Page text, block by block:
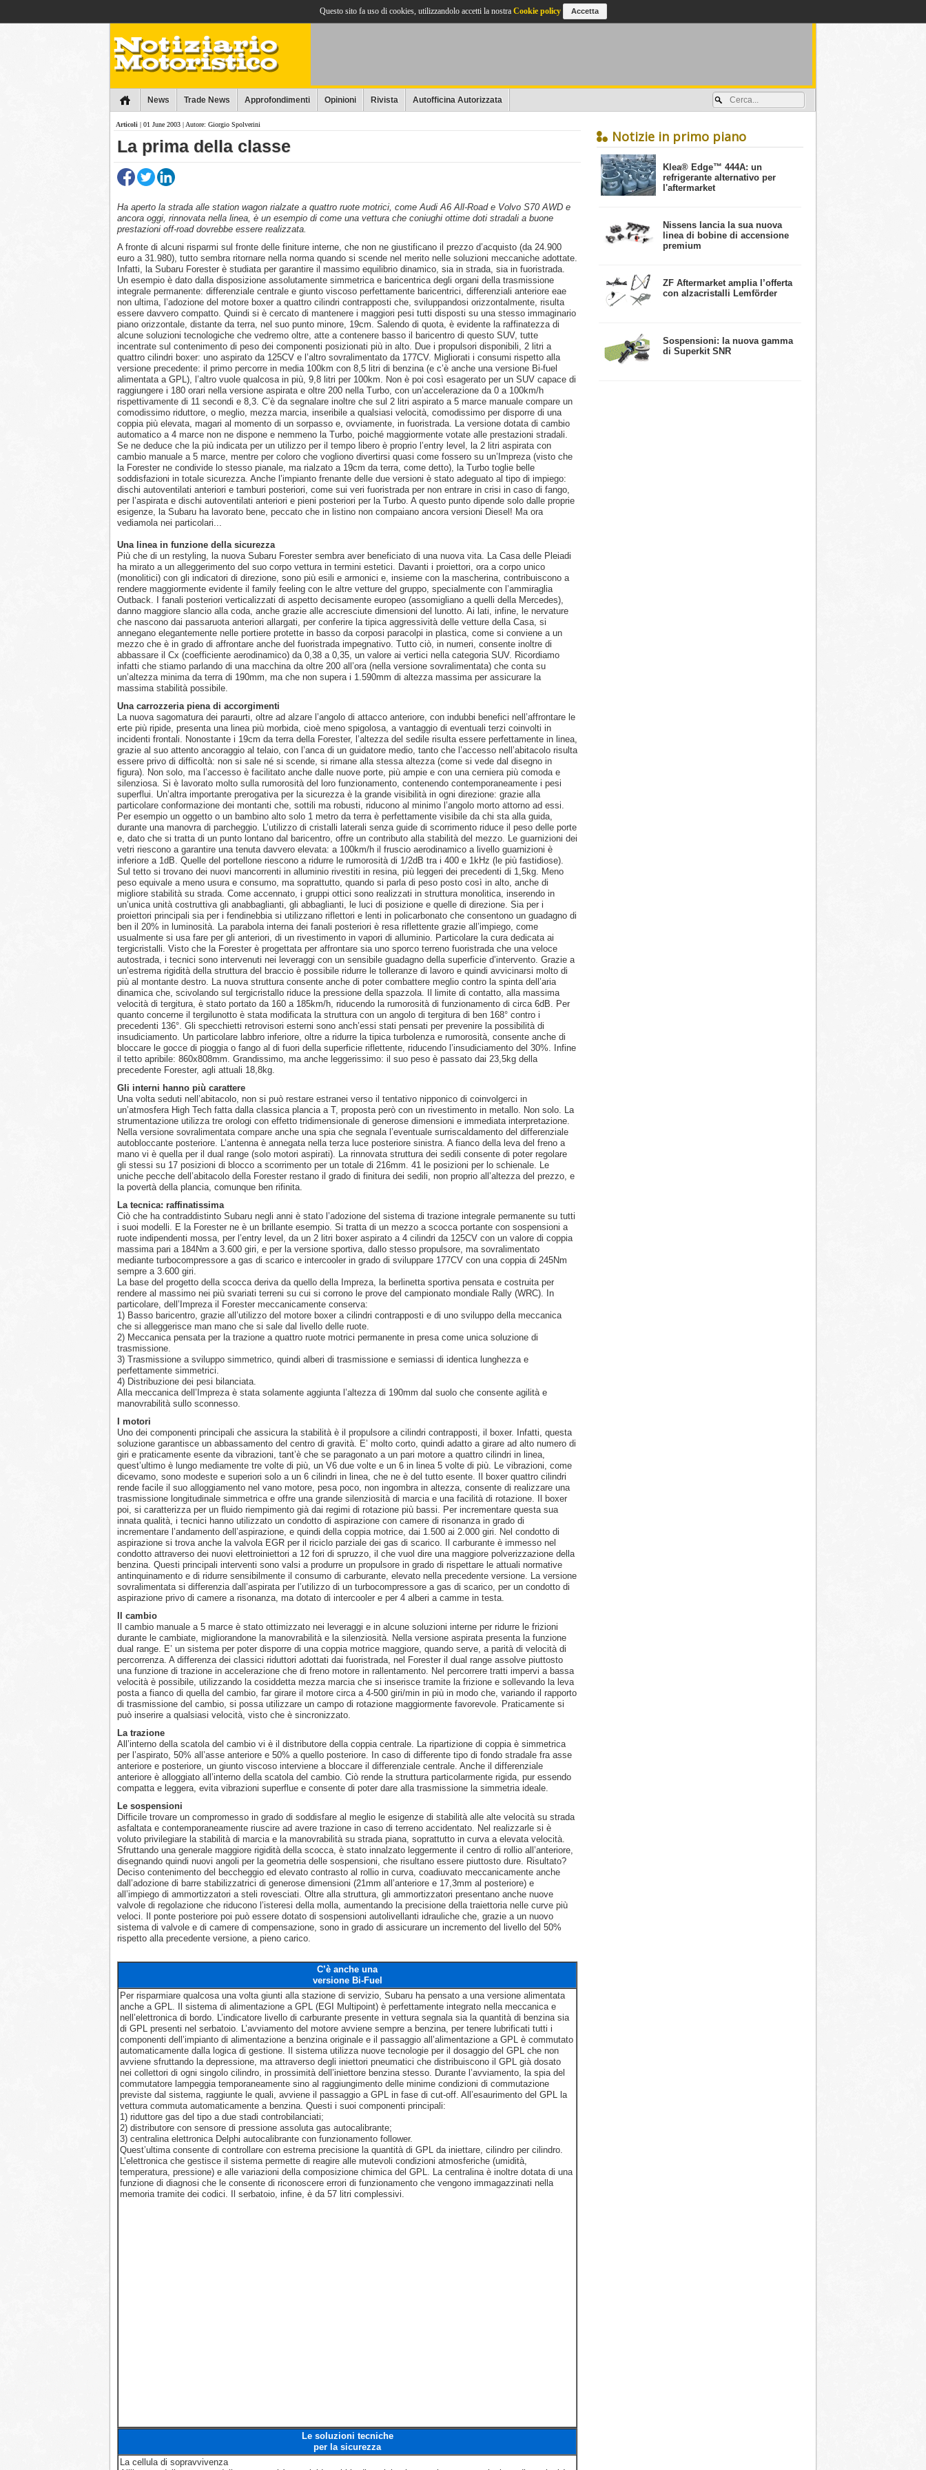
News Trade News Approfondimenti Opinioni Rivista Autofficina Autorizzata
Notizie in primo piano
​Klea® Edge™ 444A: un
refrigerante alternativo per
l'aftermarket
Nissens lancia la sua nuova
linea di bobine di accensione
premium
ZF Aftermarket amplia l’offerta
con alzacristalli Lemförder
​Sospensioni: la nuova gamma
di Superkit SNR
Articoli | 01 June 2003 | Autore: Giorgio Spolverini
La prima della classe
Ha aperto la strada alle station wagon rialzate a quattro ruote motrici, come Audi A6 All-Road e Volvo S70 AWD e
ancora oggi, rinnovata nella linea, è un esempio di come una vettura che coniughi ottime doti stradali a buone
prestazioni off-road dovrebbe essere realizzata.
A fronte di alcuni risparmi sul fronte delle finiture interne, che non ne giustificano il prezzo d’acquisto (da 24.900
euro a 31.980), tutto sembra ritornare nella norma quando si scende nel merito nelle soluzioni meccaniche adottate.
Infatti, la Subaru Forester è studiata per garantire il massimo equilibrio dinamico, sia in strada, sia in fuoristrada.
Un esempio è dato dalla disposizione assolutamente simmetrica e baricentrica degli organi della trasmissione
integrale permanente: differenziale centrale e giunto viscoso perfettamente baricentrici, differenziali anteriore eae
non ultima, l’adozione del motore boxer a quattro cilindri contrapposti che, sviluppandosi orizzontalmente, risulta
essere davvero compatto. Quindi si è cercato di mantenere i maggiori pesi tutti disposti su una stesso immaginario
piano orizzontale, distante da terra, nel suo punto minore, 19cm. Salendo di quota, è evidente la raffinatezza di
alcune soluzioni tecnologiche che vedremo oltre, atte a contenere basso il baricentro di questo SUV, tutte
incentrate sul contenimento di peso dei componenti posizionati più in alto. Due i propulsori disponibili, 2 litri a
quattro cilindri boxer: uno aspirato da 125CV e l’altro sovralimentato da 177CV. Migliorati i consumi rispetto alla
versione precedente: il primo percorre in media 100km con 8,5 litri di benzina (e c’è anche una versione Bi-fuel
alimentata a GPL), l’altro vuole qualcosa in più, 9,8 litri per 100km. Non è poi così esagerato per un SUV capace di
raggiungere i 180 orari nella versione aspirata e oltre 200 nella Turbo, con un’accelerazione da 0 a 100km/h
rispettivamente di 11 secondi e 8,3. C’è da segnalare inoltre che sul 2 litri aspirato a 5 marce manuale compare un
comodissimo riduttore, o meglio, mezza marcia, inseribile a qualsiasi velocità, comodissimo per disporre di una
coppia più elevata, magari al momento di un sorpasso e, ovviamente, in fuoristrada. La versione dotata di cambio
automatico a 4 marce non ne dispone e nemmeno la Turbo, poiché maggiormente votate alle prestazioni stradali.
Se ne deduce che la più indicata per un utilizzo per il tempo libero è proprio l’entry level, la 2 litri aspirata con
cambio manuale a 5 marce, mentre per coloro che vogliono divertirsi quasi come fossero su un’Impreza (visto che
la Forester ne condivide lo stesso pianale, ma rialzato a 19cm da terra, come detto), la Turbo toglie belle
soddisfazioni in totale sicurezza. Anche l’impianto frenante delle due versioni è stato adeguato al tipo di impiego:
dischi autoventilati anteriori e tamburi posteriori, come sui veri fuoristrada per non entrare in crisi in caso di fango,
per l’aspirata e dischi autoventilati anteriori e pieni posteriori per la Turbo. A questo punto dipende solo dalle proprie
esigenze, la Subaru ha lavorato bene, peccato che in listino non compaiano ancora versioni Diesel! Ma ora
vediamola nei particolari...
Una linea in funzione della sicurezza
Più che di un restyling, la nuova Subaru Forester sembra aver beneficiato di una nuova vita. La Casa delle Pleiadi
ha mirato a un alleggerimento del suo corpo vettura in termini estetici. Davanti i proiettori, ora a corpo unico
(monolitici) con gli indicatori di direzione, sono più esili e armonici e, insieme con la mascherina, contribuiscono a
rendere maggiormente evidente il family feeling con le altre vetture del gruppo, specialmente con l’ammiraglia
Outback. I fanali posteriori verticalizzati di aspetto decisamente europeo (assomigliano a quelli della Mercedes),
danno maggiore slancio alla coda, anche grazie alle accresciute dimensioni del lunotto. Ai lati, infine, le nervature
che nascono dai passaruota anteriori allargati, per conferire la tipica aggressività delle vetture della Casa, si
annegano elegantemente nelle portiere protette in basso da corposi paracolpi in plastica, come si conviene a un
mezzo che è in grado di affrontare anche del fuoristrada impegnativo. Tutto ciò, in numeri, consente inoltre di
abbassare il Cx (coefficiente aerodinamico) da 0,38 a 0,35, un valore ai vertici nella categoria SUV. Ricordiamo
infatti che stiamo parlando di una macchina da oltre 200 all’ora (nella versione sovralimentata) che conta su
un’altezza minima da terra di 190mm, ma che non supera i 1.590mm di altezza massima per assicurare la
massima stabilità possibile.
Una carrozzeria piena di accorgimenti
La nuova sagomatura dei paraurti, oltre ad alzare l’angolo di attacco anteriore, con indubbi benefici nell’affrontare le
erte più ripide, presenta una linea più morbida, cioè meno spigolosa, a vantaggio di eventuali terzi coinvolti in
incidenti frontali. Nonostante i 19cm da terra della Forester, l’altezza del sedile risulta essere perfettamente in linea,
grazie al suo attento ancoraggio al telaio, con l’anca di un guidatore medio, tanto che l’accesso nell’abitacolo risulta
essere privo di difficoltà: non si sale né si scende, si rimane alla stessa altezza (come si vede dal disegno in
figura). Non solo, ma l’accesso è facilitato anche dalle nuove porte, più ampie e con una cerniera più comoda e
silenziosa. Si è lavorato molto sulla rumorosità del loro funzionamento, contenendo contemporaneamente i pesi
superflui. Un’altra importante prerogativa per la sicurezza è la grande visibilità in ogni direzione: grazie alla
particolare conformazione dei montanti che, sottili ma robusti, riducono al minimo l’angolo morto attorno ad essi.
Per esempio un oggetto o un bambino alto solo 1 metro da terra è perfettamente visibile da chi sta alla guida,
durante una manovra di parcheggio. L’utilizzo di cristalli laterali senza guide di scorrimento riduce il peso delle porte
e, dato che si tratta di un punto lontano dal baricentro, offre un contributo alla stabilità del mezzo. Le guarnizioni dei
vetri riescono a garantire una tenuta davvero elevata: a 100km/h il fruscio aerodinamico a livello guarnizioni è
inferiore a 1dB. Quelle del portellone riescono a ridurre le rumorosità di 1/2dB tra i 400 e 1kHz (le più fastidiose).
Sul tetto si trovano dei nuovi mancorrenti in alluminio rivestiti in resina, più leggeri dei precedenti di 1,5kg. Meno
peso equivale a meno usura e consumo, ma soprattutto, quando si parla di peso posto così in alto, anche di
migliore stabilità su strada. Come accennato, i gruppi ottici sono realizzati in struttura monolitica, inserendo in
un’unica unità costruttiva gli anabbaglianti, gli abbaglianti, le luci di posizione e quelle di direzione. Sia per i
proiettori principali sia per i fendinebbia si utilizzano riflettori e lenti in policarbonato che consentono un guadagno di
ben il 20% in luminosità. La parabola interna dei fanali posteriori è resa riflettente grazie all’impiego, come
usualmente si usa fare per gli anteriori, di un rivestimento in vapori di alluminio. Particolare la cura dedicata ai
tergicristalli. Visto che la Forester è progettata per affrontare sia uno sporco terreno fuoristrada che una veloce
autostrada, i tecnici sono intervenuti nei leveraggi con un sensibile guadagno della superficie d’intervento. Grazie a
un’estrema rigidità della struttura del braccio è possibile ridurre le tolleranze di lavoro e quindi avvicinarsi molto di
più al montante destro. La nuova struttura consente anche di poter combattere meglio contro la spinta dell’aria
dinamica che, scivolando sul tergicristallo riduce la pressione della spazzola. Il limite di contatto, alla massima
velocità di tergitura, è stato portato da 160 a 185km/h, riducendo la rumorosità di funzionamento di circa 6dB. Per
quanto concerne il tergilunotto è stata modificata la struttura con un angolo di tergitura di ben 168° contro i
precedenti 136°. Gli specchietti retrovisori esterni sono anch’essi stati pensati per prevenire la possibilità di
insudiciamento. Un particolare labbro inferiore, oltre a ridurre la tipica turbolenza e rumorosità, consente anche di
bloccare le gocce di pioggia o fango al di fuori della superficie riflettente, riducendo l’insudiciamento del 30%. Infine
il tetto apribile: 860x808mm. Grandissimo, ma anche leggerissimo: il suo peso è passato dai 23,5kg della
precedente Forester, agli attuali 18,8kg.
Gli interni hanno più carattere
Una volta seduti nell’abitacolo, non si può restare estranei verso il tentativo nipponico di coinvolgerci in
un’atmosfera High Tech fatta dalla classica plancia a T, proposta però con un rivestimento in metallo. Non solo. La
strumentazione utilizza tre orologi con effetto tridimensionale di generose dimensioni e immediata interpretazione.
Nella versione sovralimentata compare anche una spia che segnala l’eventuale surriscaldamento del differenziale
autobloccante posteriore. L’antenna è annegata nella terza luce posteriore sinistra. A fianco della leva del freno a
mano vi è quella per il dual range (solo motori aspirati). La rinnovata struttura dei sedili consente di poter regolare
gli stessi su 17 posizioni di blocco a scorrimento per un totale di 216mm. 41 le posizioni per lo schienale. Le
uniche pecche dell’abitacolo della Forester restano il grado di finitura dei sedili, non proprio all’altezza del prezzo, e
la povertà della plancia, comunque ben rifinita.
La tecnica: raffinatissima
Ciò che ha contraddistinto Subaru negli anni è stato l’adozione del sistema di trazione integrale permanente su tutti
i suoi modelli. E la Forester ne è un brillante esempio. Si tratta di un mezzo a scocca portante con sospensioni a
ruote indipendenti mossa, per l’entry level, da un 2 litri boxer aspirato a 4 cilindri da 125CV con un valore di coppia
massima pari a 184Nm a 3.600 giri, e per la versione sportiva, dallo stesso propulsore, ma sovralimentato
mediante turbocompressore a gas di scarico e intercooler in grado di sviluppare 177CV con una coppia di 245Nm
sempre a 3.600 giri.
La base del progetto della scocca deriva da quello della Impreza, la berlinetta sportiva pensata e costruita per
rendere al massimo nei più svariati terreni su cui si corrono le prove del campionato mondiale Rally (WRC). In
particolare, dell’Impreza il Forester meccanicamente conserva:
1) Basso baricentro, grazie all’utilizzo del motore boxer a cilindri contrapposti e di uno sviluppo della meccanica
che si alleggerisce man mano che si sale dal livello delle ruote.
2) Meccanica pensata per la trazione a quattro ruote motrici permanente in presa come unica soluzione di
trasmissione.
3) Trasmissione a sviluppo simmetrico, quindi alberi di trasmissione e semiassi di identica lunghezza e
perfettamente simmetrici.
4) Distribuzione dei pesi bilanciata.
Alla meccanica dell’Impreza è stata solamente aggiunta l’altezza di 190mm dal suolo che consente agilità e
manovrabilità sullo sconnesso.
I motori
Uno dei componenti principali che assicura la stabilità è il propulsore a cilindri contrapposti, il boxer. Infatti, questa
soluzione garantisce un abbassamento del centro di gravità. E’ molto corto, quindi adatto a girare ad alto numero di
giri e praticamente esente da vibrazioni, tant’è che se paragonato a un pari motore a quattro cilindri in linea,
quest’ultimo è lungo mediamente tre volte di più, un V6 due volte e un 6 in linea 5 volte di più. Le vibrazioni, come
dicevamo, sono modeste e superiori solo a un 6 cilindri in linea, che ne è del tutto esente. Il boxer quattro cilindri
rende facile il suo alloggiamento nel vano motore, pesa poco, non ingombra in altezza, consente di realizzare una
trasmissione longitudinale simmetrica e offre una grande silenziosità di marcia e una facilità di rotazione. Il boxer
poi, si caratterizza per un fluido riempimento già dai regimi di rotazione più bassi. Per incrementare questa sua
innata qualità, i tecnici hanno utilizzato un condotto di aspirazione con camere di risonanza in grado di
incrementare l’andamento dell’aspirazione, e quindi della coppia motrice, dai 1.500 ai 2.000 giri. Nel condotto di
aspirazione si trova anche la valvola EGR per il riciclo parziale dei gas di scarico. Il carburante è immesso nel
condotto attraverso dei nuovi elettroiniettori a 12 fori di spruzzo, il che vuol dire una maggiore polverizzazione della
benzina. Questi principali interventi sono valsi a produrre un propulsore in grado di rispettare le attuali normative
antinquinamento e di ridurre sensibilmente il consumo di carburante, elevato nella precedente versione. La versione
sovralimentata si differenzia dall’aspirata per l’utilizzo di un turbocompressore a gas di scarico, per un condotto di
aspirazione privo di camere a risonanza, ma dotato di intercooler e per 4 alberi a camme in testa.
Il cambio
Il cambio manuale a 5 marce è stato ottimizzato nei leveraggi e in alcune soluzioni interne per ridurre le frizioni
durante le cambiate, migliorandone la manovrabilità e la silenziosità. Nella versione aspirata presenta la funzione
dual range. E’ un sistema per poter disporre di una coppia motrice maggiore, quando serve, a parità di velocità di
percorrenza. A differenza dei classici riduttori adottati dai fuoristrada, nel Forester il dual range assolve piuttosto
una funzione di trazione in accelerazione che di freno motore in rallentamento. Nel percorrere tratti impervi a bassa
velocità è possibile, utilizzando la cosiddetta mezza marcia che si inserisce tramite la frizione e sollevando la leva
posta a fianco di quella del cambio, far girare il motore circa a 4-500 giri/min in più in modo che, variando il rapporto
di trasmissione del cambio, si possa utilizzare un campo di rotazione maggiormente favorevole. Praticamente si
può inserire a qualsiasi velocità, visto che è sincronizzato.
La trazione
All’interno della scatola del cambio vi è il distributore della coppia centrale. La ripartizione di coppia è simmetrica
per l’aspirato, 50% all’asse anteriore e 50% a quello posteriore. In caso di differente tipo di fondo stradale fra asse
anteriore e posteriore, un giunto viscoso interviene a bloccare il differenziale centrale. Anche il differenziale
anteriore è alloggiato all’interno della scatola del cambio. Ciò rende la struttura particolarmente rigida, pur essendo
compatta e leggera, evita vibrazioni superflue e consente di poter dare alla trasmissione la simmetria ideale.
Le sospensioni
Difficile trovare un compromesso in grado di soddisfare al meglio le esigenze di stabilità alle alte velocità su strada
asfaltata e contemporaneamente riuscire ad avere trazione in caso di terreno accidentato. Nel realizzarle si è
voluto privilegiare la stabilità di marcia e la manovrabilità su strada piana, soprattutto in curva a elevata velocità.
Sfruttando una generale maggiore rigidità della scocca, è stato innalzato leggermente il centro di rollio all’anteriore,
disegnando quindi nuovi angoli per la geometria delle sospensioni, che risultano essere piuttosto dure. Risultato?
Deciso contenimento del beccheggio ed elevato contrasto al rollio in curva, coadiuvato meccanicamente anche
dall’adozione di barre stabilizzatrici di generose dimensioni (21mm all’anteriore e 17,3mm al posteriore) e
all’impiego di ammortizzatori a steli rovesciati. Oltre alla struttura, gli ammortizzatori presentano anche nuove
valvole di regolazione che riducono l’isteresi della molla, aumentando la precisione della traiettoria nelle curve più
veloci. Il ponte posteriore poi può essere dotato di sospensioni autolivellanti idrauliche che, grazie a un nuovo
sistema di valvole e di camere di compensazione, sono in grado di assicurare un incremento del livello del 50%
rispetto alla precedente versione, a pieno carico.
C’è anche una
versione Bi-Fuel
Per risparmiare qualcosa una volta giunti alla stazione di servizio, Subaru ha pensato a una versione alimentata
anche a GPL. Il sistema di alimentazione a GPL (EGI Multipoint) è perfettamente integrato nella meccanica e
nell’elettronica di bordo. L’indicatore livello di carburante presente in vettura segnala sia la quantità di benzina sia
di GPL presenti nel serbatoio. L’avviamento del motore avviene sempre a benzina, per tenere lubrificati tutti i
componenti dell’impianto di alimentazione a benzina originale e il passaggio all’alimentazione a GPL è commutato
automaticamente dalla logica di gestione. Il sistema utilizza nuove tecnologie per il dosaggio del GPL che non
avviene sfruttando la depressione, ma attraverso degli iniettori pneumatici che distribuiscono il GPL già dosato
nei collettori di ogni singolo cilindro, in prossimità dell’iniettore benzina stesso. Durante l’avviamento, la spia del
commutatore lampeggia temporaneamente sino al raggiungimento delle minime condizioni di commutazione
previste dal sistema, raggiunte le quali, avviene il passaggio a GPL in fase di cut-off. All’esaurimento del GPL la
vettura commuta automaticamente a benzina. Questi i suoi componenti principali:
1) riduttore gas del tipo a due stadi controbilanciati;
2) distributore con sensore di pressione assoluta gas autocalibrante;
3) centralina elettronica Delphi autocalibrante con funzionamento follower.
Quest’ultima consente di controllare con estrema precisione la quantità di GPL da iniettare, cilindro per cilindro.
L’elettronica che gestisce il sistema permette di reagire alle mutevoli condizioni atmosferiche (umidità,
temperatura, pressione) e alle variazioni della composizione chimica del GPL. La centralina è inoltre dotata di una
funzione di diagnosi che le consente di riconoscere errori di funzionamento che vengono immagazzinati nella
memoria tramite dei codici. Il serbatoio, infine, è da 57 litri complessivi.
Le soluzioni tecniche
per la sicurezza
La cellula di sopravvivenza
Questo sito fa uso di cookies, utilizzandolo accetti la nostra Cookie policy Accetta